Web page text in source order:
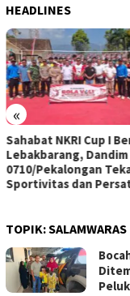
HEADLINES
«
di
Tiga Bocah
Malam,
Antar ke
TOPIK:SALAMWARAS